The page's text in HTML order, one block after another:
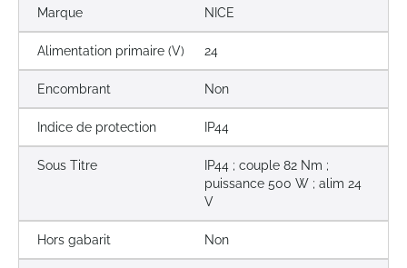
Marque NICE
Alimentation primaire (V) 24
Encombrant Non
Indice de protection IP44
Sous Titre
IP44 ; couple 82 Nm ;
puissance 500 W ; alim 24
V
Hors gabarit Non